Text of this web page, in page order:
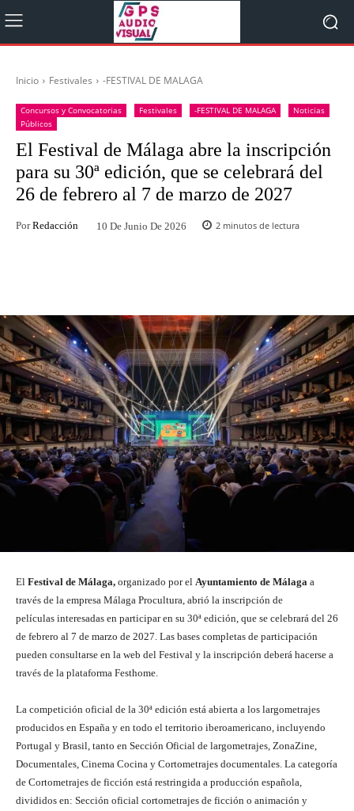
Inicio Festivales -FESTIVAL DE MALAGA
Concursos y Convocatorias Festivales -FESTIVAL DE MALAGA
Noticias
Públicos
El Festival de Málaga abre la inscripción
para su 30ª edición, que se celebrará del
26 de febrero al 7 de marzo de 2027
Por Redacción 10 De Junio De 2026 2 minutos de lectura
El Festival de Málaga, organizado por el Ayuntamiento de Málaga a
través de la empresa Málaga Procultura, abrió la inscripción de
películas interesadas en participar en su 30ª edición, que se celebrará del 26
de febrero al 7 de marzo de 2027. Las bases completas de participación
pueden consultarse en la web del Festival y la inscripción deberá hacerse a
través de la plataforma Festhome.
La competición oficial de la 30ª edición está abierta a los largometrajes
producidos en España y en todo el territorio iberoamericano, incluyendo
Portugal y Brasil, tanto en Sección Oficial de largometrajes, ZonaZine,
Documentales, Cinema Cocina y Cortometrajes documentales. La categoría
de Cortometrajes de ficción está restringida a producción española,
divididos en: Sección oficial cortometrajes de ficción o animación y